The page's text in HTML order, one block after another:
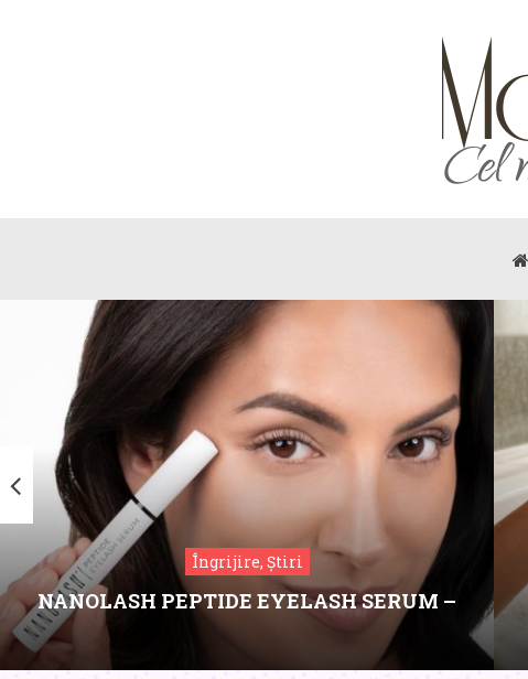
Îngrijire, Știri
NANOLASH PEPTIDE EYELASH SERUM –
ÎNGRIJIRE AVANSATĂ PENTRU GENE, CU O
CONCENTRAȚIE RIDICATĂ DE PEPTIDE